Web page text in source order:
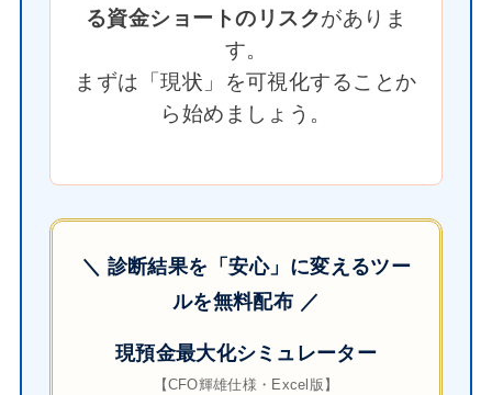
る資金ショートのリスクがありま
す。
まずは「現状」を可視化することか
ら始めましょう。
＼ 診断結果を「安心」に変えるツー
ルを無料配布 ／
現預金最大化シミュレーター
【CFO輝雄仕様・Excel版】